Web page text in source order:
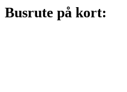
Busrute på kort: